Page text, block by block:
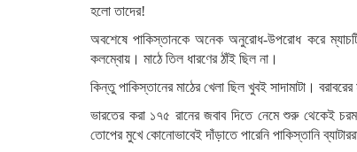
হলো তাদের!
অবশেষে পাকিস্তানকে অনেক অনুরোধ-উপরোধ করে
কলম্বোয়। মাঠে তিল ধারণের ঠাঁই ছিল না।
কিন্তু পাকিস্তানের মাঠের খেলা ছিল খুবই সাদামাটা।
ভারতের করা ১৭৫ রানের জবাব দিতে নেমে শুরু থেকেই চরম
তোপের মুখে কোনোভাবেই দাঁড়াতে পারেনি পাকিস্তানি